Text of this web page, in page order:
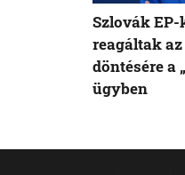
Szlovák
reagáltak
döntésére a
ügyben